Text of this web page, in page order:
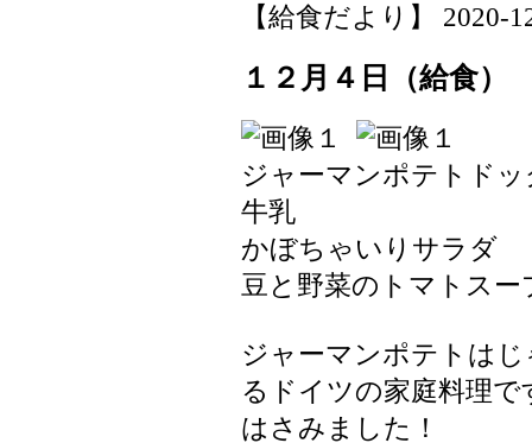
【給食だより】 2020-
１２月４日（給食）
ジャーマンポテトドッ
牛乳
かぼちゃいりサラダ
豆と野菜のトマトスー
ジャーマンポテトは
るドイツの家庭料理
はさみました！